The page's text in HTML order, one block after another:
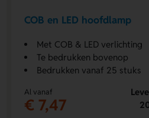
COB en LED hoofdlamp
Met COB & LED verlichting
Te bedrukken bovenop
Bedrukken vanaf 25 stuks
Al vanaf
€ 7,47